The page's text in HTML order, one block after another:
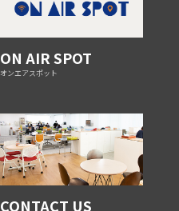
ON AIR SPOT
オンエアスポット
CONTACT US